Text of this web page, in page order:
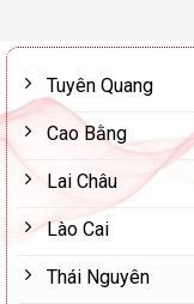
Tuyên Quang
Cao Bằng
Lai Châu
Lào Cai
Thái Nguyên